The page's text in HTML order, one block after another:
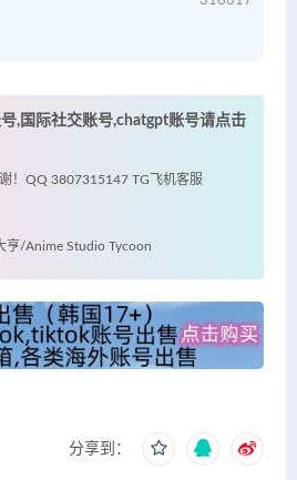
,国际社交账号,chatgpt账号请点击
！QQ 3807315147 TG飞机客服
亨/Anime Studio Tycoon
分享到：